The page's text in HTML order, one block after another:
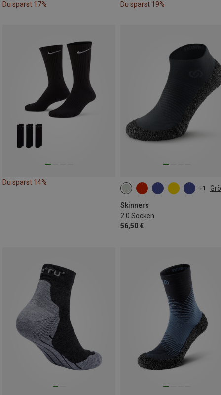
Du sparst 17% Du sparst 19%
Du sparst 14%
+1
Skinners
2.0 Socken
56,50 €